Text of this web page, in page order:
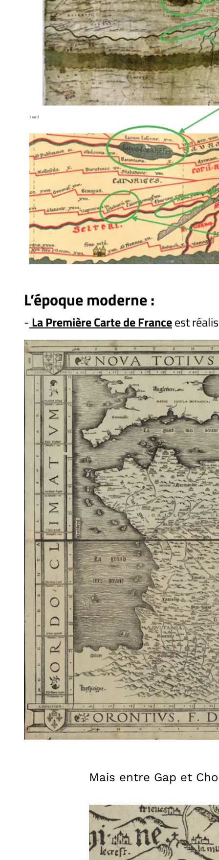
, le
à la retraite après
service, il reçoit la
L’époque moderne :
- La Première Carte de Franceest
En 1926,adoption
règlement
Cliquer sur les flèches pour lire
règlement))
Mais entre Gap et